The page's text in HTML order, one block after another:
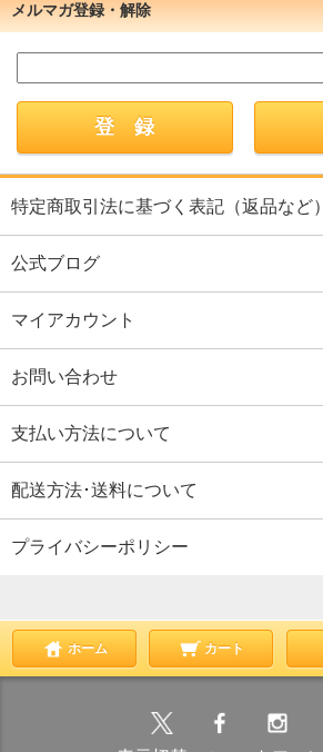
メルマガ登録・解除
特定商取引法に基づく表記（返品など）
公式ブログ
マイアカウント
お問い合わせ
支払い方法について
配送方法･送料について
プライバシーポリシー
ホーム カート